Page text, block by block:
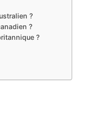
?
?
?